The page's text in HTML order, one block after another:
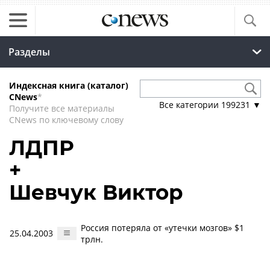
Разделы
Индексная книга (каталог)
CNews*
Получите все материалы
CNews по ключевому слову
Все категории 199231 ▼
ЛДПР
+
Шевчук Виктор
25.04.2003
Россия потеряла от «утечки мозгов» $1
трлн.